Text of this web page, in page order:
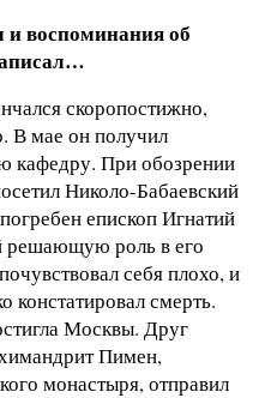
воспоминания об
скоропостижно,
В мае он получил
кафедру. При обозрении
Николо-Бабаевский
епископ Игнатий
решающую роль в его
себя плохо, и
констатировал смерть.
Москвы. Друг
Пимен,
монастыря, отправил